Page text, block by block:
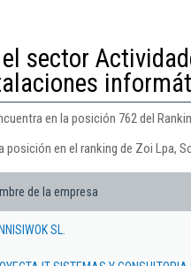
sector
en la posición 762 del
en el ranking de Zoi Lpa,
de la empresa
SL.